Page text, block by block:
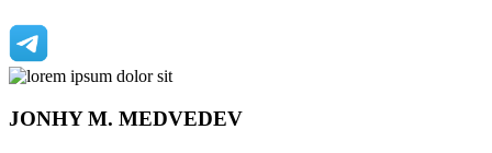
JONHYM. MEDVEDEV